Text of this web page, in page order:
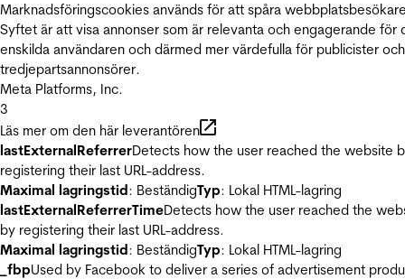
Marknadsföringscookies används för att spåra
Syftet är att visa annonser som är relevanta och engagerande för
enskilda användaren och därmed mer värdefulla för publicister och
tredjepartsannonsörer.
Meta Platforms, Inc.
3
Läs mer om den här leverantören
lastExternalReferrerDetects how the user reached the website
registering their last URL-address.
Maximal lagringstid: BeständigTyp: Lokal HTML-lagring
lastExternalReferrerTimeDetects how the user reached the
by registering their last URL-address.
Maximal lagringstid: BeständigTyp: Lokal HTML-lagring
_fbpUsed by Facebook to deliver a series of advertisement